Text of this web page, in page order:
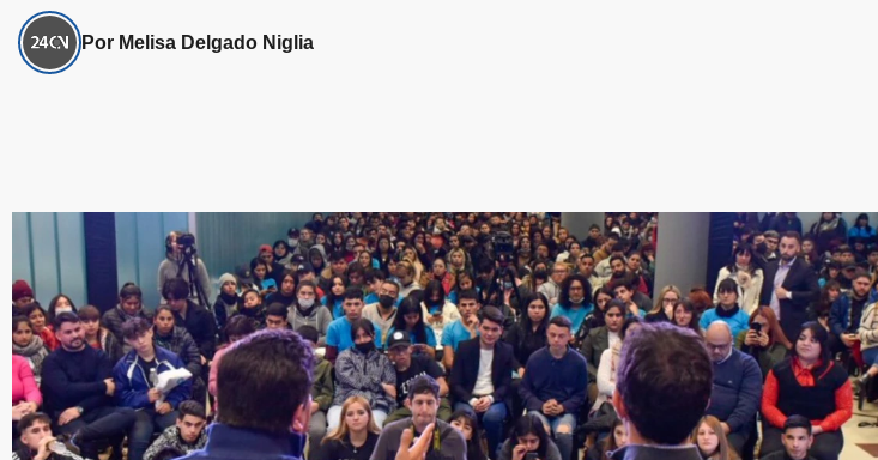
Por Melisa Delgado Niglia